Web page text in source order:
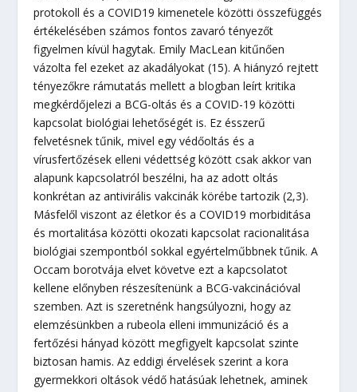
protokoll és a COVID19 kimenetele közötti összefüggés
értékelésében számos fontos zavaró tényezőt
figyelmen kívül hagytak. Emily MacLean kitűnően
vázolta fel ezeket az akadályokat (15). A hiányzó rejtett
tényezőkre rámutatás mellett a blogban leírt kritika
megkérdőjelezi a BCG-oltás és a COVID-19 közötti
kapcsolat biológiai lehetőségét is. Ez ésszerű
felvetésnek tűnik, mivel egy védőoltás és a
vírusfertőzések elleni védettség között csak akkor van
alapunk kapcsolatról beszélni, ha az adott oltás
konkrétan az antivirális vakcinák körébe tartozik (2,3).
Másfelől viszont az életkor és a COVID19 morbiditása
és mortalitása közötti okozati kapcsolat racionalitása
biológiai szempontból sokkal egyértelműbbnek tűnik. A
Occam borotvája elvet követve ezt a kapcsolatot
kellene előnyben részesítenünk a BCG-vakcinációval
szemben. Azt is szeretnénk hangsúlyozni, hogy az
elemzésünkben a rubeola elleni immunizáció és a
fertőzési hányad között megfigyelt kapcsolat szinte
biztosan hamis. Az eddigi érvelések szerint a kora
gyermekkori oltások védő hatásúak lehetnek, aminek